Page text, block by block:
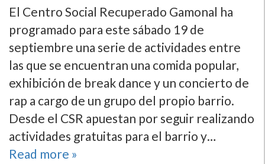
El Centro Social Recuperado Gamonal ha
programado para este sábado 19 de
septiembre una serie de actividades entre
las que se encuentran una comida popular,
exhibición de break dance y un concierto de
rap a cargo de un grupo del propio barrio.
Desde el CSR apuestan por seguir realizando
actividades gratuitas para el barrio y…
Read more »